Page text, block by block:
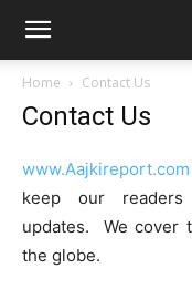
Home Contact Us
Contact Us
www.Aajkireport.com
keep our readers
updates. We cover
the globe.